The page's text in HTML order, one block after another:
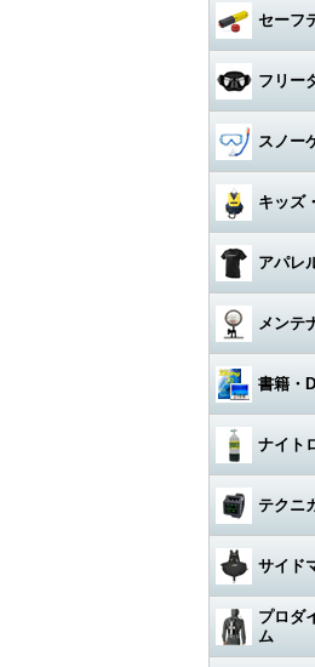
おススメ！重
その他
その他
ラッシュガー
レギンス
ボートコート
ウォーター
レギュレター
フィンバッグ
スーツバッグ
その他
バッグアクセ
その他
クッキング
他
カラビナ・フ
コイルラン
カラビナ・
カレントフ
その他
ストラップ
ホース・ゲー
ルダー
スレート
指示棒
ベル・シェー
マスク曇り止
トランシーバ
ハンガー
時計（ダイバ
ログブック
リール
フロート
ロープ
アクセサリー
ワイド・スポ
ハロゲン・そ
ライトアクセ
ウェイト
ベルトタイプ
ベストタイプ
アンクルウェ
ソフトウェイト
ウェイトベル
その他
セーフ
フロート・シ
ケミカルライ
ライフジャケ
アクセサリー
フリー
マスク
スノーケル
フリーダイビ
ー
アクセサリー
スノー
セット
マスク・スノ
フィン・ブー
アクセサリー
キッズ
ウェット・ウ
その他・アク
アパレ
Tシャツ
パーカー
ジャケット
パンツ
帽子
水着
サングラス
タオル
メンテ
グリス・オイ
Oリング
ボンド
エアーガン
工具
ホース‐レギ
書籍・
図鑑
教材
その他
ナイト
レギュレター
ゲージ
タンク
アクセサリー
テクニ
BC（プラダー
ダイブコン
フィン
サイド
レギュレター
プロダ
ム